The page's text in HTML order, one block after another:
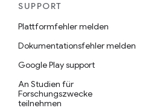
SUPPORT
Plattformfehler melden
Dokumentationsfehler melden
Google Play support
An Studien für
Forschungszwecke
teilnehmen